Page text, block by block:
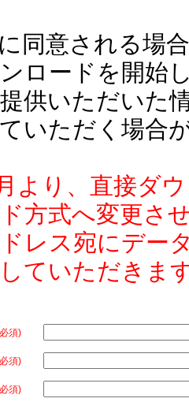
同意される場
ロードを開始
供いただいた
いただく場合
より、直接ダ
方式へ変更さ
レス宛にデー
ていただきま
須)
須)
須)